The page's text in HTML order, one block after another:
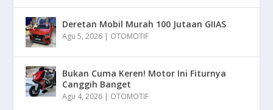
Deretan Mobil Murah 100 Jutaan GIIAS
Agu 5, 2026 | OTOMOTIF
Bukan Cuma Keren! Motor Ini Fiturnya
Canggih Banget
Agu 4, 2026 | OTOMOTIF